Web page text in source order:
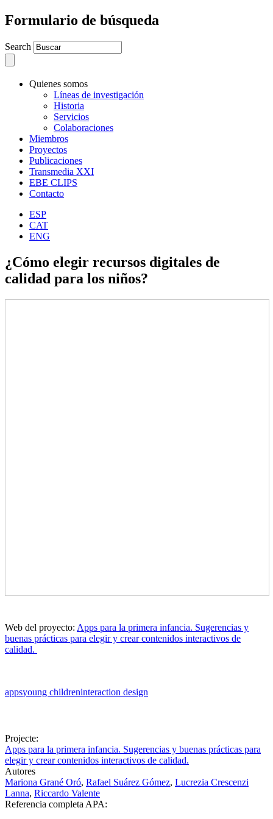
Formulario de búsqueda
Search
Quienes somos
Líneas de investigación
Historia
Servicios
Colaboraciones
Miembros
Proyectos
Publicaciones
Transmedia XXI
EBE CLIPS
Contacto
ESP
CAT
ENG
¿Cómo elegir recursos digitales de
calidad para los niños?
Web del proyecto: Apps para la primera infancia. Sugerencias y
buenas prácticas para elegir y crear contenidos interactivos de
calidad.
appsyoung childreninteraction design
Projecte:
Apps para la primera infancia. Sugerencias y buenas prácticas para
elegir y crear contenidos interactivos de calidad.
Autores
Mariona Grané Oró, Rafael Suárez Gómez, Lucrezia Crescenzi
Lanna, Riccardo Valente
Referencia completa APA: